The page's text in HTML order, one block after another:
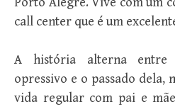
call center que é um
A história alterna entre
opressivo e o passado dela,
vida regular com pai e